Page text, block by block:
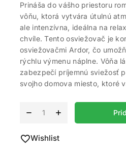
Prináša do vášho priestoru
vôňu, ktorá vytvára útulnú
ale intenzívna, ideálna na
chvíle. Tento osviežovač je
osviežovačmi Ardor, čo
rýchlu výmenu náplne. Vôňa
zabezpečí príjemnú sviežosť
svojho domova miesto, ktoré
Wishlist